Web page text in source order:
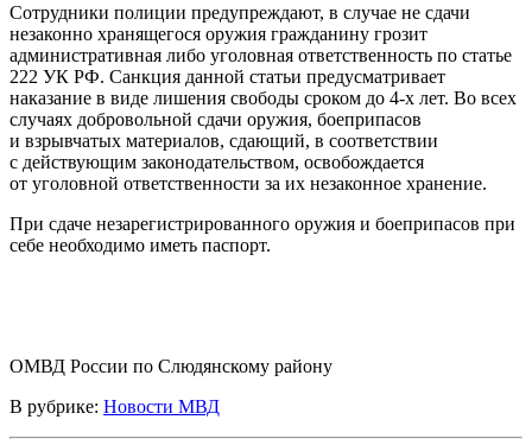
Сотрудники полиции предупреждают, в случае не сдачи
незаконно хранящегося оружия гражданину грозит
административная либо уголовная ответственность по статье
222 УК РФ. Санкция данной статьи предусматривает
наказание в виде лишения свободы сроком до 4-х лет. Во всех
случаях добровольной сдачи оружия, боеприпасов
и взрывчатых материалов, сдающий, в соответствии
с действующим законодательством, освобождается
от уголовной ответственности за их незаконное хранение.
При сдаче незарегистрированного оружия и боеприпасов при
себе необходимо иметь паспорт.
ОМВД России по Слюдянскому району
В рубрике: Новости МВД